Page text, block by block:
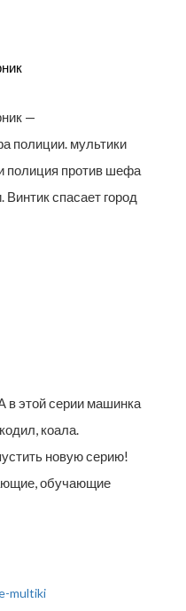
—
полиции. мультики
полиция против шефа
спасает город
в этой серии машинка
коала.
новую серию!
обучающие